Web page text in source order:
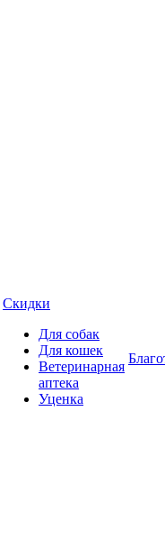
Скидки
Для собак
Для кошек
Ветеринарная
аптека
Уценка